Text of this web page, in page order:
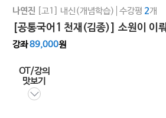
나연진 [고1] 내신(개념학습) 수강평 2개
[공통국어1 천재(김종)] 소원이 이
강좌89,000원
OT/강의
맛보기